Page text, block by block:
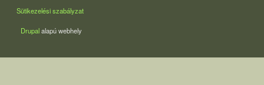
Sütikezelési szabályzat
Drupalalapú webhely